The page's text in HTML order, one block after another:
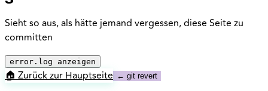
Sieht so aus, als hätte jemand vergessen, diese Seite zu
committen
error.log anzeigen
🏠 Zurück zur Hauptseite ← git revert